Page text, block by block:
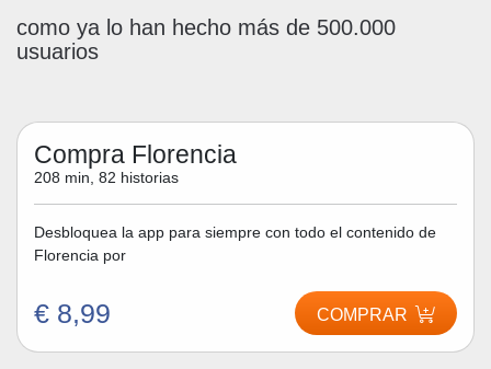
como ya lo han hecho más de 500.000
usuarios
Compra Florencia
208 min, 82 historias
Desbloquea la app para siempre con todo el contenido de
Florencia por
€ 8,99 COMPRAR